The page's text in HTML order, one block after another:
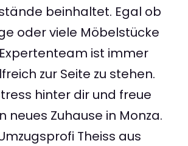
beinhaltet. Egal ob
oder viele Möbelstücke
ist immer
zur Seite zu stehen.
hinter dir und freue
neues Zuhause in Monza.
Theiss aus